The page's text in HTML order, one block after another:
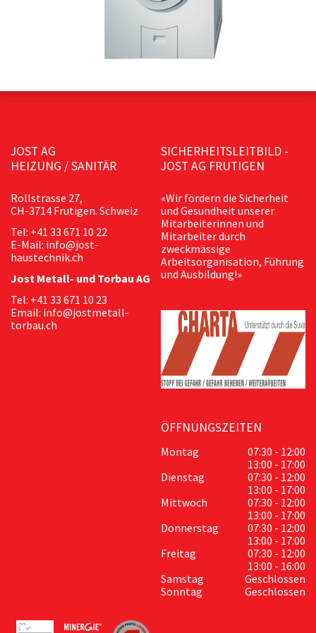
JOST AG
HEIZUNG / SANITÄR
Rollstrasse 27,
CH-3714 Frutigen. Schweiz
Tel: +41 33 671 10 22
E-Mail: info@jost-
haustechnik.ch
Jost Metall- und Torbau AG
Tel: +41 33 671 10 23
Email: info@jostmetall-
torbau.ch
SICHERHEITSLEITBILD -
JOST AG FRUTIGEN
«Wir fördern die Sicherheit
und Gesundheit unserer
Mitarbeiterinnen und
Mitarbeiter durch
zweckmässige
Arbeitsorganisation, Führung
und Ausbildung!»
ÖFFNUNGSZEITEN
Montag
07:30 - 12:00
13:00 - 17:00
Dienstag
07:30 - 12:00
13:00 - 17:00
Mittwoch
07:30 - 12:00
13:00 - 17:00
Donnerstag
07:30 - 12:00
13:00 - 17:00
Freitag
07:30 - 12:00
13:00 - 16:00
Samstag
Geschlossen
Sonntag
Geschlossen